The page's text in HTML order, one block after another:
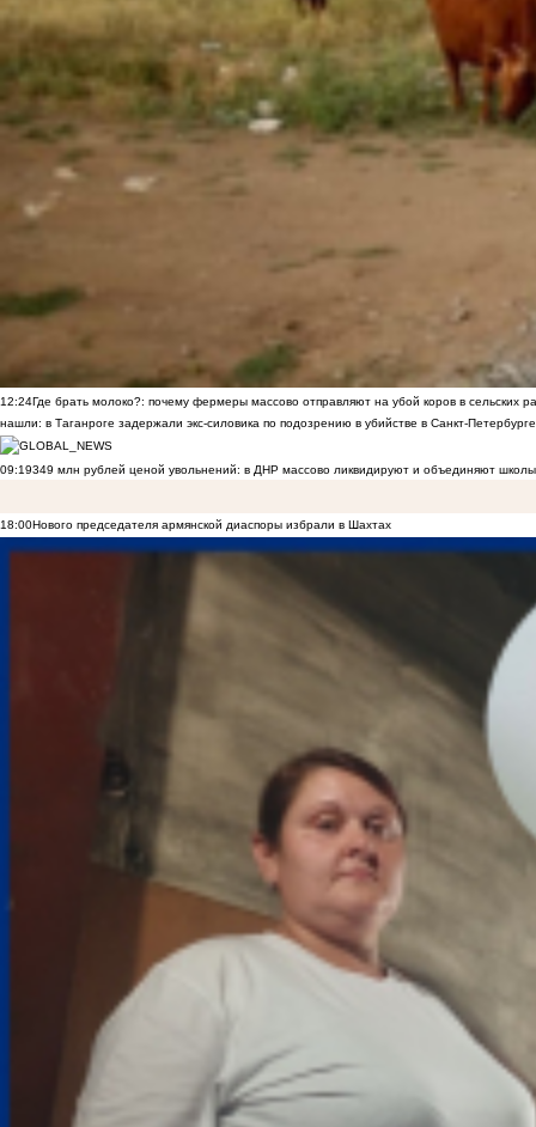
12:24Где брать молоко?: почему фермеры массово отправляют на убой коров в сельских
нашли: в Таганроге задержали экс-силовика по подозрению в убийстве в Санкт-Петербурге
09:19349 млн рублей ценой увольнений: в ДНР массово ликвидируют и объединяют
18:00Нового председателя армянской диаспоры избрали в Шахтах